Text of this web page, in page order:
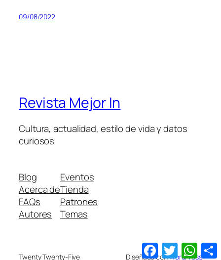
09/08/2022
Revista Mejor In
Cultura, actualidad, estilo de vida y datos
curiosos
Blog
Acerca de
FAQs
Autores
Eventos
Tienda
Patrones
Temas
Twenty Twenty-Five Diseñado conWordPress
Facebook
Twitter